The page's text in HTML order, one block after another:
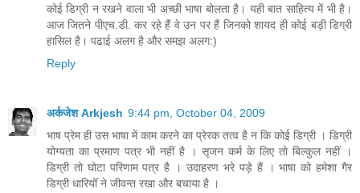
कोई डिग्री न रखने वाला भी अच्छी भाषा बोलता है। यही बात साहित्य में भी है।
आज जितने पीएच.डी. कर रहे हैं वे उन पर हैं जिनको शायद ही कोई बड़ी डिग्री
हासिल है। पढाई अलग है और समझ अलग:)
Reply
अर्कजेश Arkjesh 9:44 pm, October 04, 2009
भाष प्रेम ही उस भाषा में काम करने का प्रेरक तत्व है न कि कोई डिग्री । डिग्री
योग्यता का प्रमाण पत्र भी नहीं है । सृजन कर्म के लिए तो बिल्कुल नहीं ।
डिग्री तो घोटा परिणाम पत्र है । उदाहरण भरे पड़े हैं । भाषा को हमेशा गैर
डिग्री धारियोँ ने जीवन्त रखा और बचाया है ।